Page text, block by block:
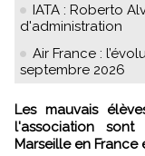
IATA : Roberto
d'administration
Air France :
septembre 2026
Les mauvais élèves européens montrés du doigt pas
l'association sont
Marseille en France